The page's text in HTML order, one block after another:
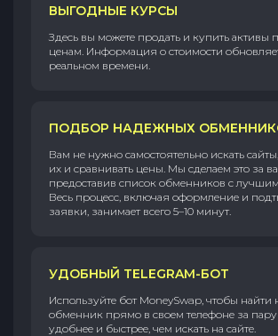
ВЫГОДНЫЕ КУРСЫ
Здесь вы можете продать и купить активы
ценам. Информация о стоимости
реальном времени.
ПОДБОР НАДЕЖНЫХ
Вам не нужно самостоятельно искать
их и сравнивать цены. Мы сделаем это за
предоставив список обменников с
Весь процесс, включая оформление и
заявки, занимает всего 5–10 минут.
УДОБНЫЙ TELEGRAM-БОТ
Используйте бот MoneySwap, чтобы
обменник прямо в своем телефоне за
удобнее и быстрее, чем искать на сайте.